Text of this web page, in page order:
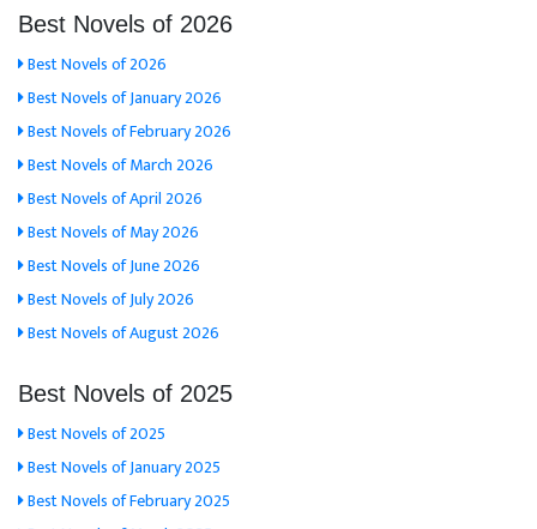
Best Novels of 2026
Best Novels of 2026
Best Novels of January 2026
Best Novels of February 2026
Best Novels of March 2026
Best Novels of April 2026
Best Novels of May 2026
Best Novels of June 2026
Best Novels of July 2026
Best Novels of August 2026
Best Novels of 2025
Best Novels of 2025
Best Novels of January 2025
Best Novels of February 2025